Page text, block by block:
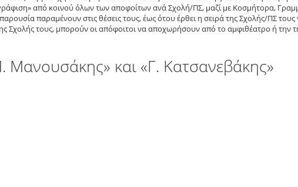
από κοινού όλων των αποφοίτων ανά Σχολή/ΠΣ, μαζί με Κοσμήτορα,
παραμένουν στις θέσεις τους, έως ότου έρθει η σειρά της Σχολής/ΠΣ
Σχολής τους, μπορούν οι απόφοιτοι να αποχωρήσουν από το αμφιθέατρο ή την
Μανουσάκης» και «Γ. Κατσανεβάκης»